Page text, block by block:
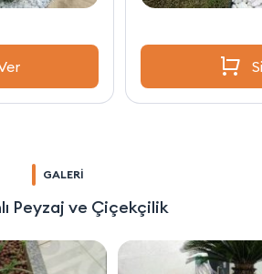
GALERİ
Peyzaj ve Çiçekçilik